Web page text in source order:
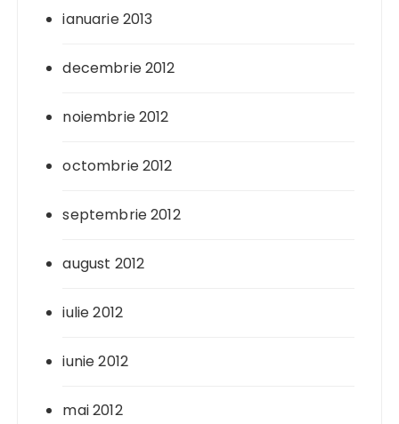
ianuarie 2013
decembrie 2012
noiembrie 2012
octombrie 2012
septembrie 2012
august 2012
iulie 2012
iunie 2012
mai 2012